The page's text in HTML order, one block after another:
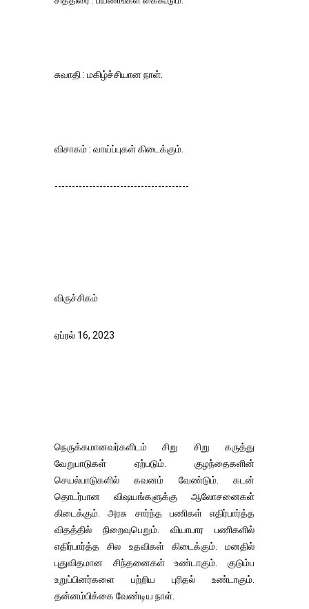
சுவாதி : மகிழ்ச்சியான நாள்.
விசாகம் : வாய்ப்புகள் கிடைக்கும்.
---------------------------------------
விருச்சிகம்
ஏப்ரல் 16, 2023
நெருக்கமானவர்களிடம் சிறு சிறு கருத்து
வேறுபாடுகள் ஏற்படும். குழந்தைகளின்
செயல்பாடுகளில் கவனம் வேண்டும். கடன்
தொடர்பான விஷயங்களுக்கு ஆலோசனைகள்
கிடைக்கும். அரசு சார்ந்த பணிகள் எதிர்பார்த்த
விதத்தில் நிறைவுபெறும். வியாபார பணிகளில்
எதிர்பார்த்த சில உதவிகள் கிடைக்கும். மனதில்
புதுவிதமான சிந்தனைகள் உண்டாகும். குடும்ப
உறுப்பினர்களை பற்றிய புரிதல் உண்டாகும்.
தன்னம்பிக்கை வேண்டிய நாள்.